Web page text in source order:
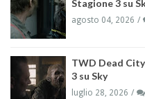
Stagione 3 su
agosto 04, 2026
TWD Dead
3 su Sky
luglio 28, 2026